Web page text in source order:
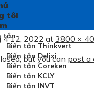
tôi
tần
Biến tần Thinkvert
Biến tần Delixi
Biến tần Coreken
Biến tần KCLY
Biến tần INVT
4 12, 2022 at 3800 ×
but you can post a